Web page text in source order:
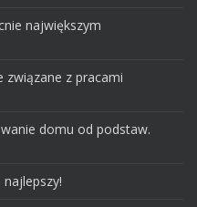
największym
związane z pracami
domu od podstaw.